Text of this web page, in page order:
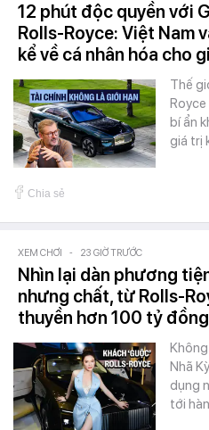
12 phút độc quyền với
Rolls-Royce: Việt Nam
kể về cá nhân hóa cho
Thế
bí ẩn
giá trị
Chia sẻ
XEM CHƠI - 23 GIỜ TRƯỚC
Nhìn lại dàn phương
nhưng chất, từ Rolls-
thuyền hơn 100 tỷ đồng
Nhã
dụng
tới